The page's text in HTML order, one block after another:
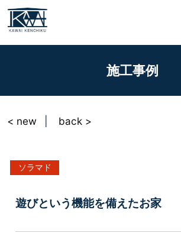
施工事例
< new back >
ソラマド
遊びという機能を備えたお家